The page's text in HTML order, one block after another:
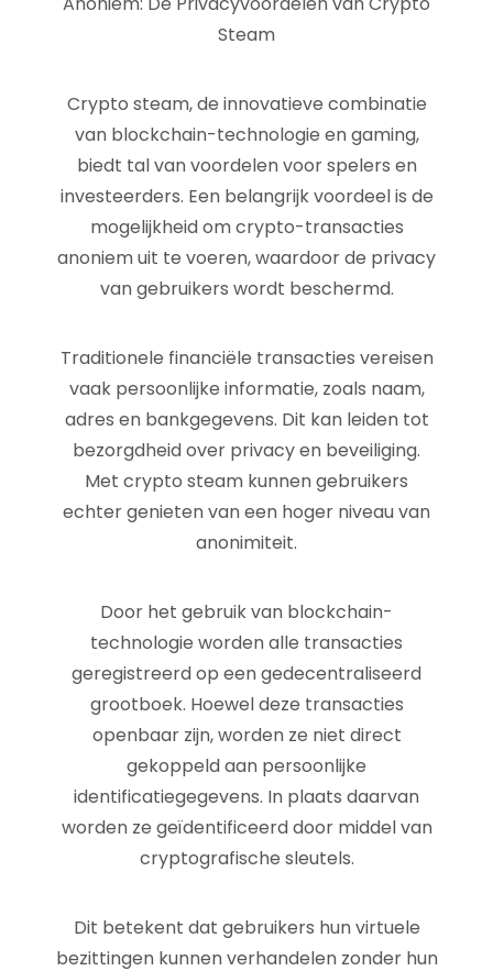
Steam
Crypto steam, de innovatieve combinatie
van blockchain-technologie en gaming,
biedt tal van voordelen voor spelers en
investeerders. Een belangrijk voordeel is de
mogelijkheid om crypto-transacties
anoniem uit te voeren, waardoor de privacy
van gebruikers wordt beschermd.
Traditionele financiële transacties vereisen
vaak persoonlijke informatie, zoals naam,
adres en bankgegevens. Dit kan leiden tot
bezorgdheid over privacy en beveiliging.
Met crypto steam kunnen gebruikers
echter genieten van een hoger niveau van
anonimiteit.
Door het gebruik van blockchain-
technologie worden alle transacties
geregistreerd op een gedecentraliseerd
grootboek. Hoewel deze transacties
openbaar zijn, worden ze niet direct
gekoppeld aan persoonlijke
identificatiegegevens. In plaats daarvan
worden ze geïdentificeerd door middel van
cryptografische sleutels.
Dit betekent dat gebruikers hun virtuele
bezittingen kunnen verhandelen zonder hun